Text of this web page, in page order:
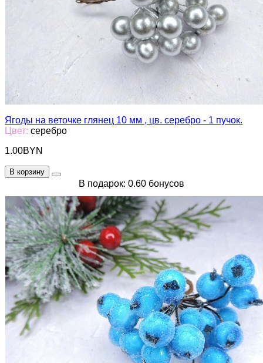
Ягоды на веточке глянец 10 мм , цв. серебро - 1 пучок.
Цвет: серебро
1.00BYN
В корзину
В подарок: 0.60 бонусов